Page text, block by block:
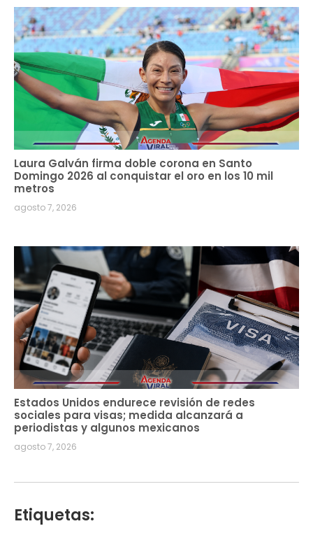
Laura Galván firma doble corona en Santo
Domingo 2026 al conquistar el oro en los 10 mil
metros
agosto 7, 2026
Estados Unidos endurece revisión de redes
sociales para visas; medida alcanzará a
periodistas y algunos mexicanos
agosto 7, 2026
Etiquetas: